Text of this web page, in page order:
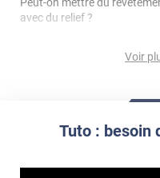
Utiliser une solution
S'aider d'un décapeur
avec du relief ?
Peut-on mettre du
Lisser la surface avec
Comment poser du
Réussir la pose d'un
Voir
Tuto : besoin